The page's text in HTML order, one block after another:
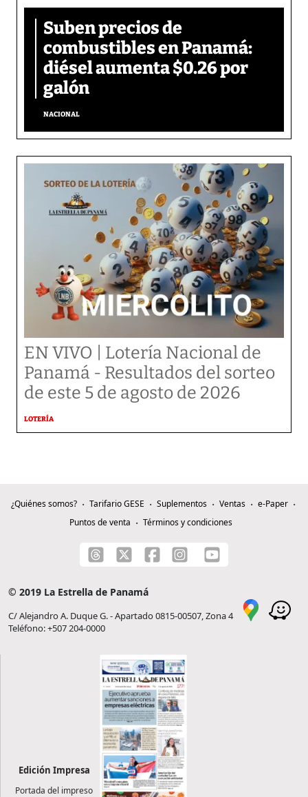
Suben precios de
combustibles en Panamá:
diésel aumenta $0.26 por
galón
NACIONAL
EN VIVO | Lotería Nacional de
Panamá - Resultados del sorteo
de este 5 de agosto de 2026
LOTERÍA
¿Quiénes somos? Tarifario GESE Suplementos Ventas
e-Paper
Puntos de venta
Términos y condiciones
© 2019 La Estrella de Panamá
C/ Alejandro A. Duque G. - Apartado 0815-00507, Zona 4
Teléfono: +507 204-0000
Edición Impresa
Portada del impreso